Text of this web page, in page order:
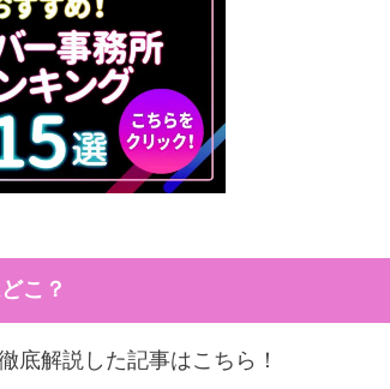
こ？
底解説した記事はこちら！